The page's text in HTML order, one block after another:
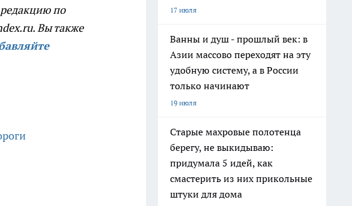
редакцию по
Вы также
17 июля
Ванны и душ - прошлый век: в
Азии массово переходят на эту
удобную систему, а в России
только начинают
19 июля
Старые махровые полотенца
берегу, не выкидываю:
придумала 5 идей, как
смастерить из них прикольные
штуки для дома